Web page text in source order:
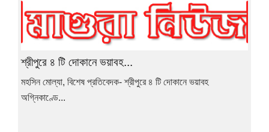
শ্রীপুরে ৪ টি দোকানে ভয়াবহ...
মহসিন মোল্যা, বিশেষ প্রতিবেদক- শ্রীপুরে ৪ টি দোকানে ভয়াবহ
অগ্নিকাণ্ডে...